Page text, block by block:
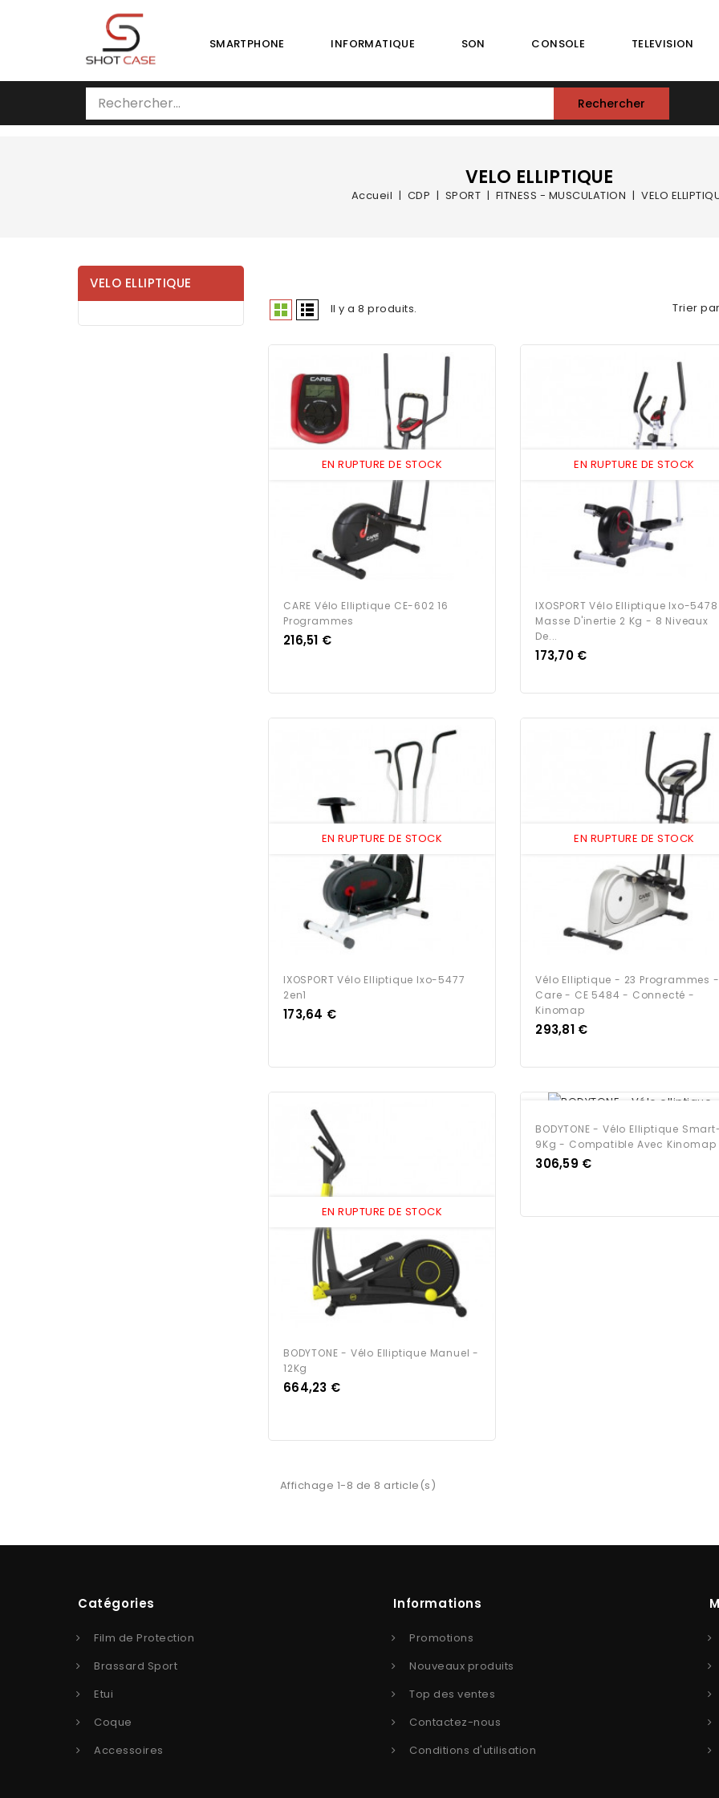
SMARTPHONE INFORMATIQUE SON CONSOLE TELEVISION
Rechercher
VELO ELLIPTIQUE
Accueil CDP SPORT FITNESS - MUSCULATION VELO
VELO ELLIPTIQUE
Il y a 8 produits. Trier
EN RUPTURE DE STOCK
CARE Vélo Elliptique CE-602 16
Programmes
Prix
216,51 €
EN RUPTURE DE STOCK
IXOSPORT Vélo Elliptique Ixo-
Masse D'inertie 2 Kg - 8 Niveaux
De...
Prix
173,70 €
EN RUPTURE DE STOCK
IXOSPORT Vélo Elliptique Ixo-5477
2en1
Prix
173,64 €
EN RUPTURE DE STOCK
Vélo Elliptique - 23 Programmes -
Care - CE 5484 - Connecté -
Kinomap
Prix
293,81 €
EN RUPTURE DE STOCK
BODYTONE - Vélo Elliptique Manuel -
12Kg
Prix
664,23 €
BODYTONE - Vélo Elliptique
9Kg - Compatible Avec Kinomap
Prix
306,59 €
Affichage 1-8 de 8 article(s)
Catégories
Film de Protection
Brassard Sport
Etui
Coque
Accessoires
Informations
Promotions
Nouveaux produits
Top des ventes
Contactez-nous
Conditions d'utilisation